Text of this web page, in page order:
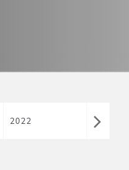
2022 2023